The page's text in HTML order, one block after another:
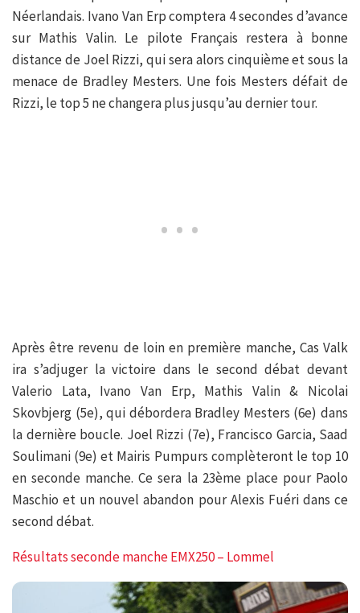
Néerlandais. Ivano Van Erp comptera 4 secondes d’avance
sur Mathis Valin. Le pilote Français restera à bonne
distance de Joel Rizzi, qui sera alors cinquième et sous la
menace de Bradley Mesters. Une fois Mesters défait de
Rizzi, le top 5 ne changera plus jusqu’au dernier tour.
Après être revenu de loin en première manche, Cas Valk
ira s’adjuger la victoire dans le second débat devant
Valerio Lata, Ivano Van Erp, Mathis Valin & Nicolai
Skovbjerg (5e), qui débordera Bradley Mesters (6e) dans
la dernière boucle. Joel Rizzi (7e), Francisco Garcia, Saad
Soulimani (9e) et Mairis Pumpurs complèteront le top 10
en seconde manche. Ce sera la 23ème place pour Paolo
Maschio et un nouvel abandon pour Alexis Fuéri dans ce
second débat.
Résultats seconde manche EMX250 – Lommel